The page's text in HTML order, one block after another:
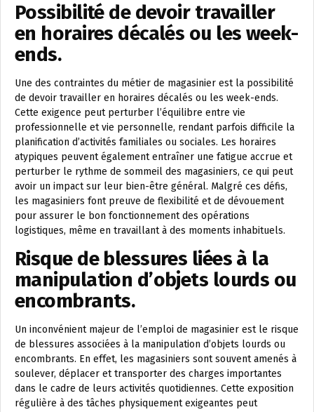
Possibilité de devoir travailler
en horaires décalés ou les week-
ends.
Une des contraintes du métier de magasinier est la possibilité
de devoir travailler en horaires décalés ou les week-ends.
Cette exigence peut perturber l’équilibre entre vie
professionnelle et vie personnelle, rendant parfois difficile la
planification d’activités familiales ou sociales. Les horaires
atypiques peuvent également entraîner une fatigue accrue et
perturber le rythme de sommeil des magasiniers, ce qui peut
avoir un impact sur leur bien-être général. Malgré ces défis,
les magasiniers font preuve de flexibilité et de dévouement
pour assurer le bon fonctionnement des opérations
logistiques, même en travaillant à des moments inhabituels.
Risque de blessures liées à la
manipulation d’objets lourds ou
encombrants.
Un inconvénient majeur de l’emploi de magasinier est le risque
de blessures associées à la manipulation d’objets lourds ou
encombrants. En effet, les magasiniers sont souvent amenés à
soulever, déplacer et transporter des charges importantes
dans le cadre de leurs activités quotidiennes. Cette exposition
régulière à des tâches physiquement exigeantes peut